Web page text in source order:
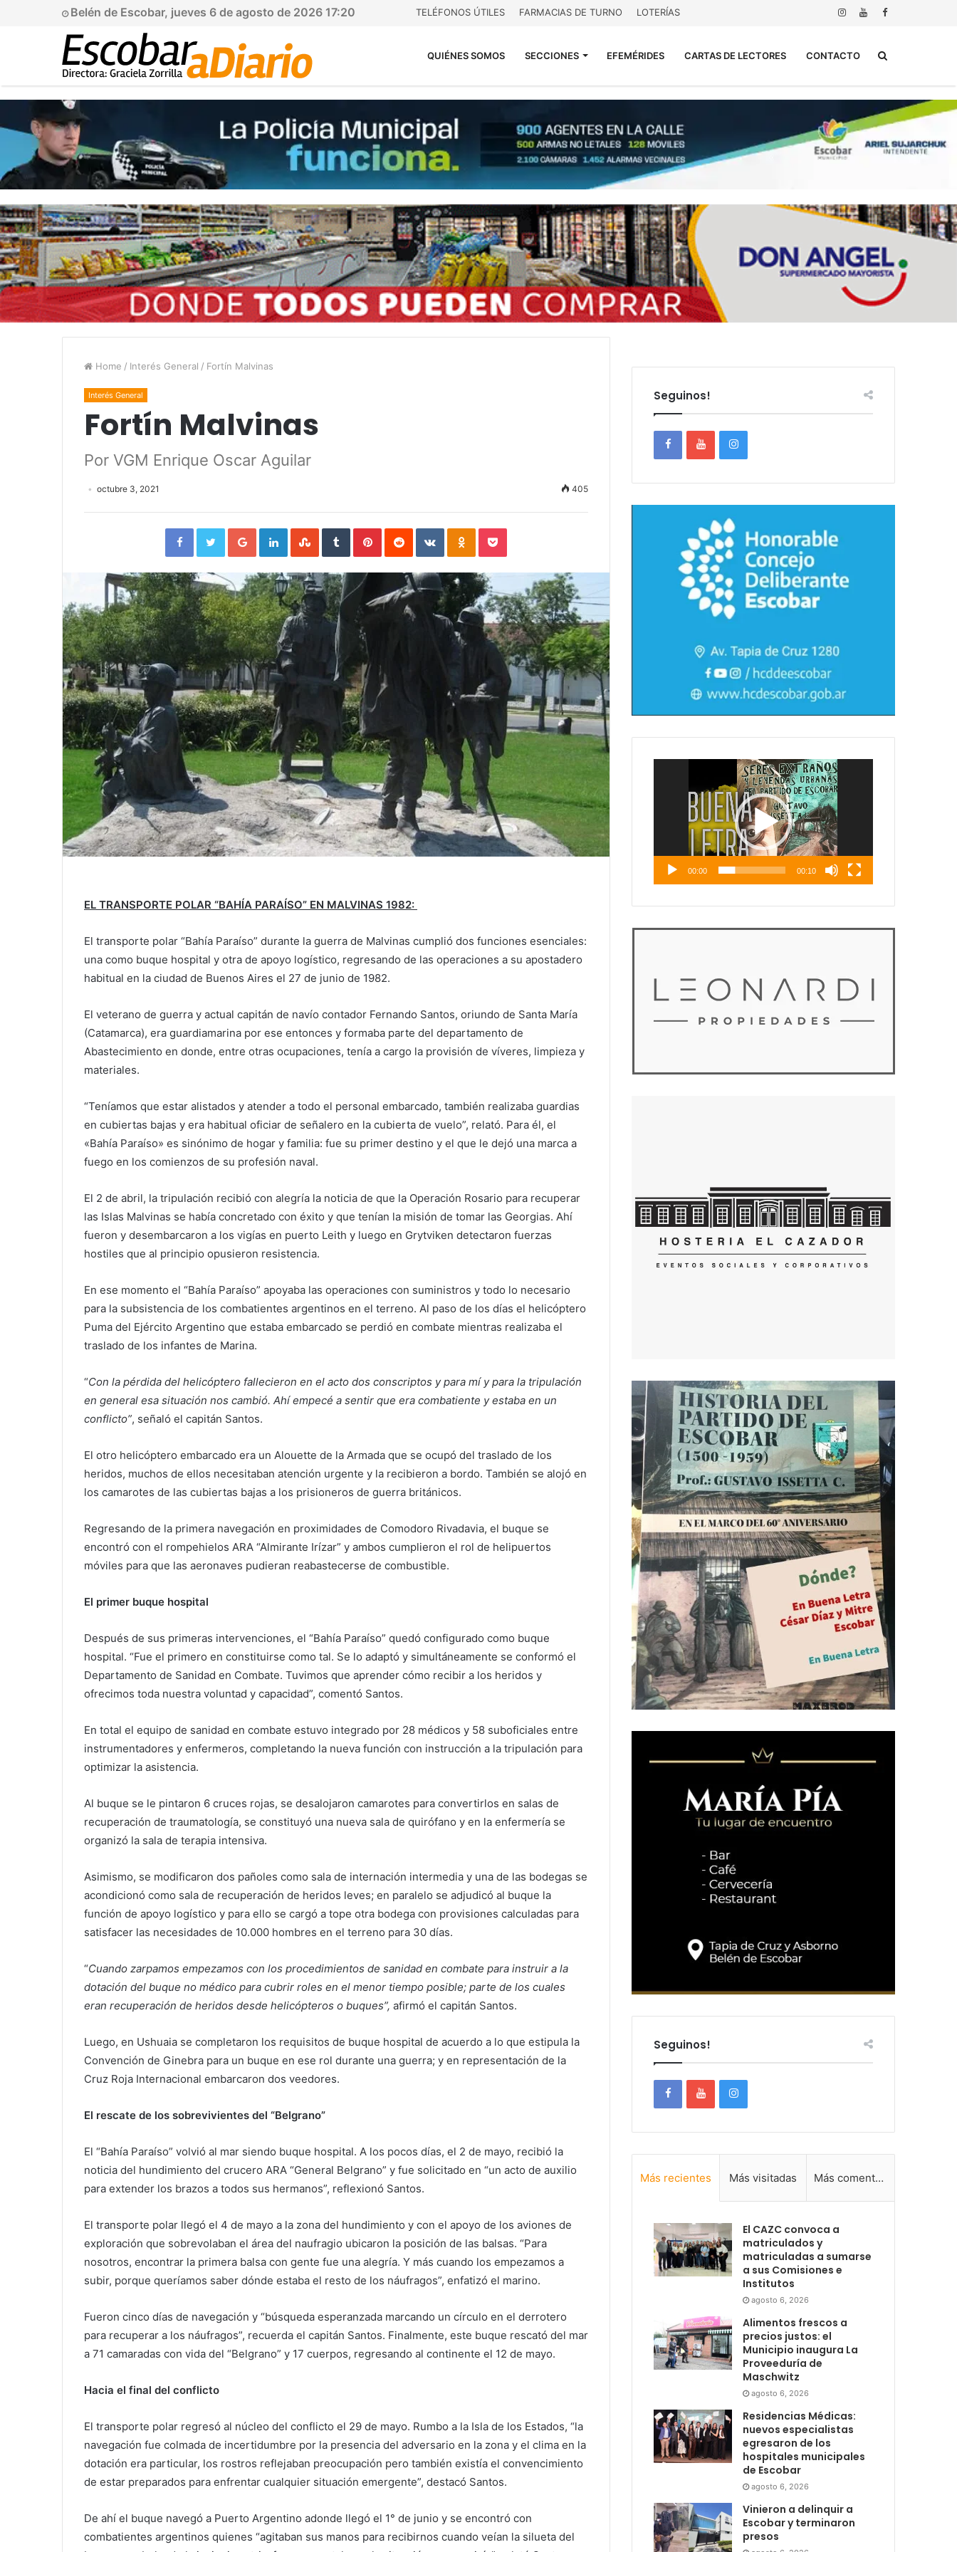
Belén de Escobar, jueves 6 de agosto de 2026 17:20 TELÉFONOS ÚTILES FARMACIAS DE TURNO LOTERÍAS
QUIÉNES SOMOS SECCIONES EFEMÉRIDES CARTAS DE LECTORES CONTACTO
Home / Interés General / Fortín Malvinas
Interés General
Fortín Malvinas
Por VGM Enrique Oscar Aguilar
octubre 3, 2021 405
FacebookTwitterGoogle+LinkedInStumbleUpon
TumblrPinterestReddit VKontakteOdnoklassniki
Pocket
EL TRANSPORTE POLAR “BAHÍA PARAÍSO” EN MALVINAS 1982:
El transporte polar “Bahía Paraíso” durante la guerra de Malvinas cumplió dos funciones esenciales:
una como buque hospital y otra de apoyo logístico, regresando de las operaciones a su apostadero
habitual en la ciudad de Buenos Aires el 27 de junio de 1982.
El veterano de guerra y actual capitán de navío contador Fernando Santos, oriundo de Santa María
(Catamarca), era guardiamarina por ese entonces y formaba parte del departamento de
Abastecimiento en donde, entre otras ocupaciones, tenía a cargo la provisión de víveres, limpieza y
materiales.
“Teníamos que estar alistados y atender a todo el personal embarcado, también realizaba guardias
en cubiertas bajas y era habitual oficiar de señalero en la cubierta de vuelo”, relató. Para él, el
«Bahía Paraíso» es sinónimo de hogar y familia: fue su primer destino y el que le dejó una marca a
fuego en los comienzos de su profesión naval.
El 2 de abril, la tripulación recibió con alegría la noticia de que la Operación Rosario para recuperar
las Islas Malvinas se había concretado con éxito y que tenían la misión de tomar las Georgias. Ahí
fueron y desembarcaron a los vigías en puerto Leith y luego en Grytviken detectaron fuerzas
hostiles que al principio opusieron resistencia.
En ese momento el “Bahía Paraíso” apoyaba las operaciones con suministros y todo lo necesario
para la subsistencia de los combatientes argentinos en el terreno. Al paso de los días el helicóptero
Puma del Ejército Argentino que estaba embarcado se perdió en combate mientras realizaba el
traslado de los infantes de Marina.
“Con la pérdida del helicóptero fallecieron en el acto dos conscriptos y para mí y para la tripulación
en general esa situación nos cambió. Ahí empecé a sentir que era combatiente y estaba en un
conflicto”, señaló el capitán Santos.
El otro helicóptero embarcado era un Alouette de la Armada que se ocupó del traslado de los
heridos, muchos de ellos necesitaban atención urgente y la recibieron a bordo. También se alojó en
los camarotes de las cubiertas bajas a los prisioneros de guerra británicos.
Regresando de la primera navegación en proximidades de Comodoro Rivadavia, el buque se
encontró con el rompehielos ARA “Almirante Irízar” y ambos cumplieron el rol de helipuertos
móviles para que las aeronaves pudieran reabastecerse de combustible.
El primer buque hospital
Después de sus primeras intervenciones, el “Bahía Paraíso” quedó configurado como buque
hospital. “Fue el primero en constituirse como tal. Se lo adaptó y simultáneamente se conformó el
Departamento de Sanidad en Combate. Tuvimos que aprender cómo recibir a los heridos y
ofrecimos toda nuestra voluntad y capacidad”, comentó Santos.
En total el equipo de sanidad en combate estuvo integrado por 28 médicos y 58 suboficiales entre
instrumentadores y enfermeros, completando la nueva función con instrucción a la tripulación para
optimizar la asistencia.
Al buque se le pintaron 6 cruces rojas, se desalojaron camarotes para convertirlos en salas de
recuperación de traumatología, se constituyó una nueva sala de quirófano y en la enfermería se
organizó la sala de terapia intensiva.
Asimismo, se modificaron dos pañoles como sala de internación intermedia y una de las bodegas se
acondicionó como sala de recuperación de heridos leves; en paralelo se adjudicó al buque la
función de apoyo logístico y para ello se cargó a tope otra bodega con provisiones calculadas para
satisfacer las necesidades de 10.000 hombres en el terreno para 30 días.
“Cuando zarpamos empezamos con los procedimientos de sanidad en combate para instruir a la
dotación del buque no médico para cubrir roles en el menor tiempo posible; parte de los cuales
eran recuperación de heridos desde helicópteros o buques”, afirmó el capitán Santos.
Luego, en Ushuaia se completaron los requisitos de buque hospital de acuerdo a lo que estipula la
Convención de Ginebra para un buque en ese rol durante una guerra; y en representación de la
Cruz Roja Internacional embarcaron dos veedores.
El rescate de los sobrevivientes del “Belgrano”
El “Bahía Paraíso” volvió al mar siendo buque hospital. A los pocos días, el 2 de mayo, recibió la
noticia del hundimiento del crucero ARA “General Belgrano” y fue solicitado en “un acto de auxilio
para extender los brazos a todos sus hermanos”, reflexionó Santos.
El transporte polar llegó el 4 de mayo a la zona del hundimiento y con el apoyo de los aviones de
exploración que sobrevolaban el área del naufragio ubicaron la posición de las balsas. “Para
nosotros, encontrar la primera balsa con gente fue una alegría. Y más cuando los empezamos a
subir, porque queríamos saber dónde estaba el resto de los náufragos”, enfatizó el marino.
Fueron cinco días de navegación y “búsqueda esperanzada marcando un círculo en el derrotero
para recuperar a los náufragos”, recuerda el capitán Santos. Finalmente, este buque rescató del mar
a 71 camaradas con vida del “Belgrano” y 17 cuerpos, regresando al continente el 12 de mayo.
Hacia el final del conflicto
El transporte polar regresó al núcleo del conflicto el 29 de mayo. Rumbo a la Isla de los Estados, “la
navegación fue colmada de incertidumbre por la presencia del adversario en la zona y el clima en la
dotación era particular, los rostros reflejaban preocupación pero también existía el convencimiento
de estar preparados para enfrentar cualquier situación emergente”, destacó Santos.
De ahí el buque navegó a Puerto Argentino adonde llegó el 1° de junio y se encontró con
combatientes argentinos quienes “agitaban sus manos para recibirnos cuando veían la silueta del
Seguinos!
00:00 00:10
Seguinos!
Más recientes Más visitadas Más comentadas
El CAZC convoca a
matriculados y
matriculadas a sumarse
a sus Comisiones e
Institutos
agosto 6, 2026
Alimentos frescos a
precios justos: el
Municipio inaugura La
Proveeduría de
Maschwitz
agosto 6, 2026
Residencias Médicas:
nuevos especialistas
egresaron de los
hospitales municipales
de Escobar
agosto 6, 2026
Vinieron a delinquir a
Escobar y terminaron
presos